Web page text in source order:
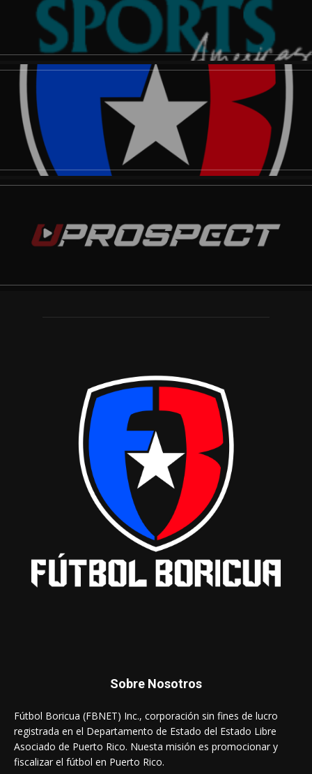
Sobre Nosotros
Fútbol Boricua (FBNET) Inc., corporación sin fines de lucro
registrada en el Departamento de Estado del Estado Libre
Asociado de Puerto Rico. Nuesta misión es promocionar y
fiscalizar el fútbol en Puerto Rico.